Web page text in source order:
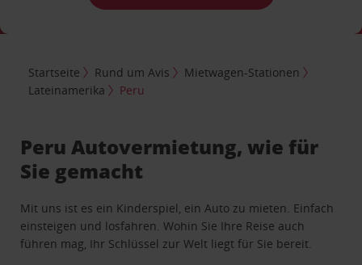
Startseite Rund um Avis
Mietwagen-Stationen
Lateinamerika
Peru
Peru Autovermietung, wie für
Sie gemacht
Mit uns ist es ein Kinderspiel, ein Auto zu mieten. Einfach
einsteigen und losfahren. Wohin Sie Ihre Reise auch
führen mag, Ihr Schlüssel zur Welt liegt für Sie bereit.